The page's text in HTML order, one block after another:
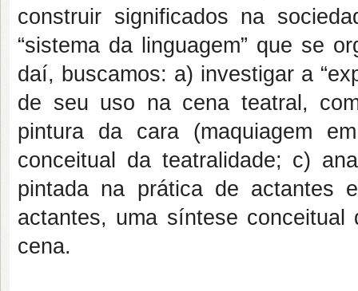
construir significados na
“sistema da linguagem” que se
daí, buscamos: a) investigar a
de seu uso na cena teatral,
pintura da cara (maquiagem
conceitual da teatralidade; c)
pintada na prática de actantes
actantes, uma síntese
cena.